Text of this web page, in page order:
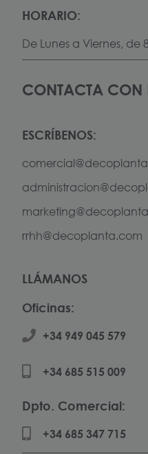
HORARIO:
De Lunes a Viernes, de
CONTACTA CON
ESCRÍBENOS:
rrhh@decoplanta.com
LLÁMANOS
Oficinas:
+34 949 045 579
+34 685 515 009
Dpto. Comercial:
+34 685 347 715